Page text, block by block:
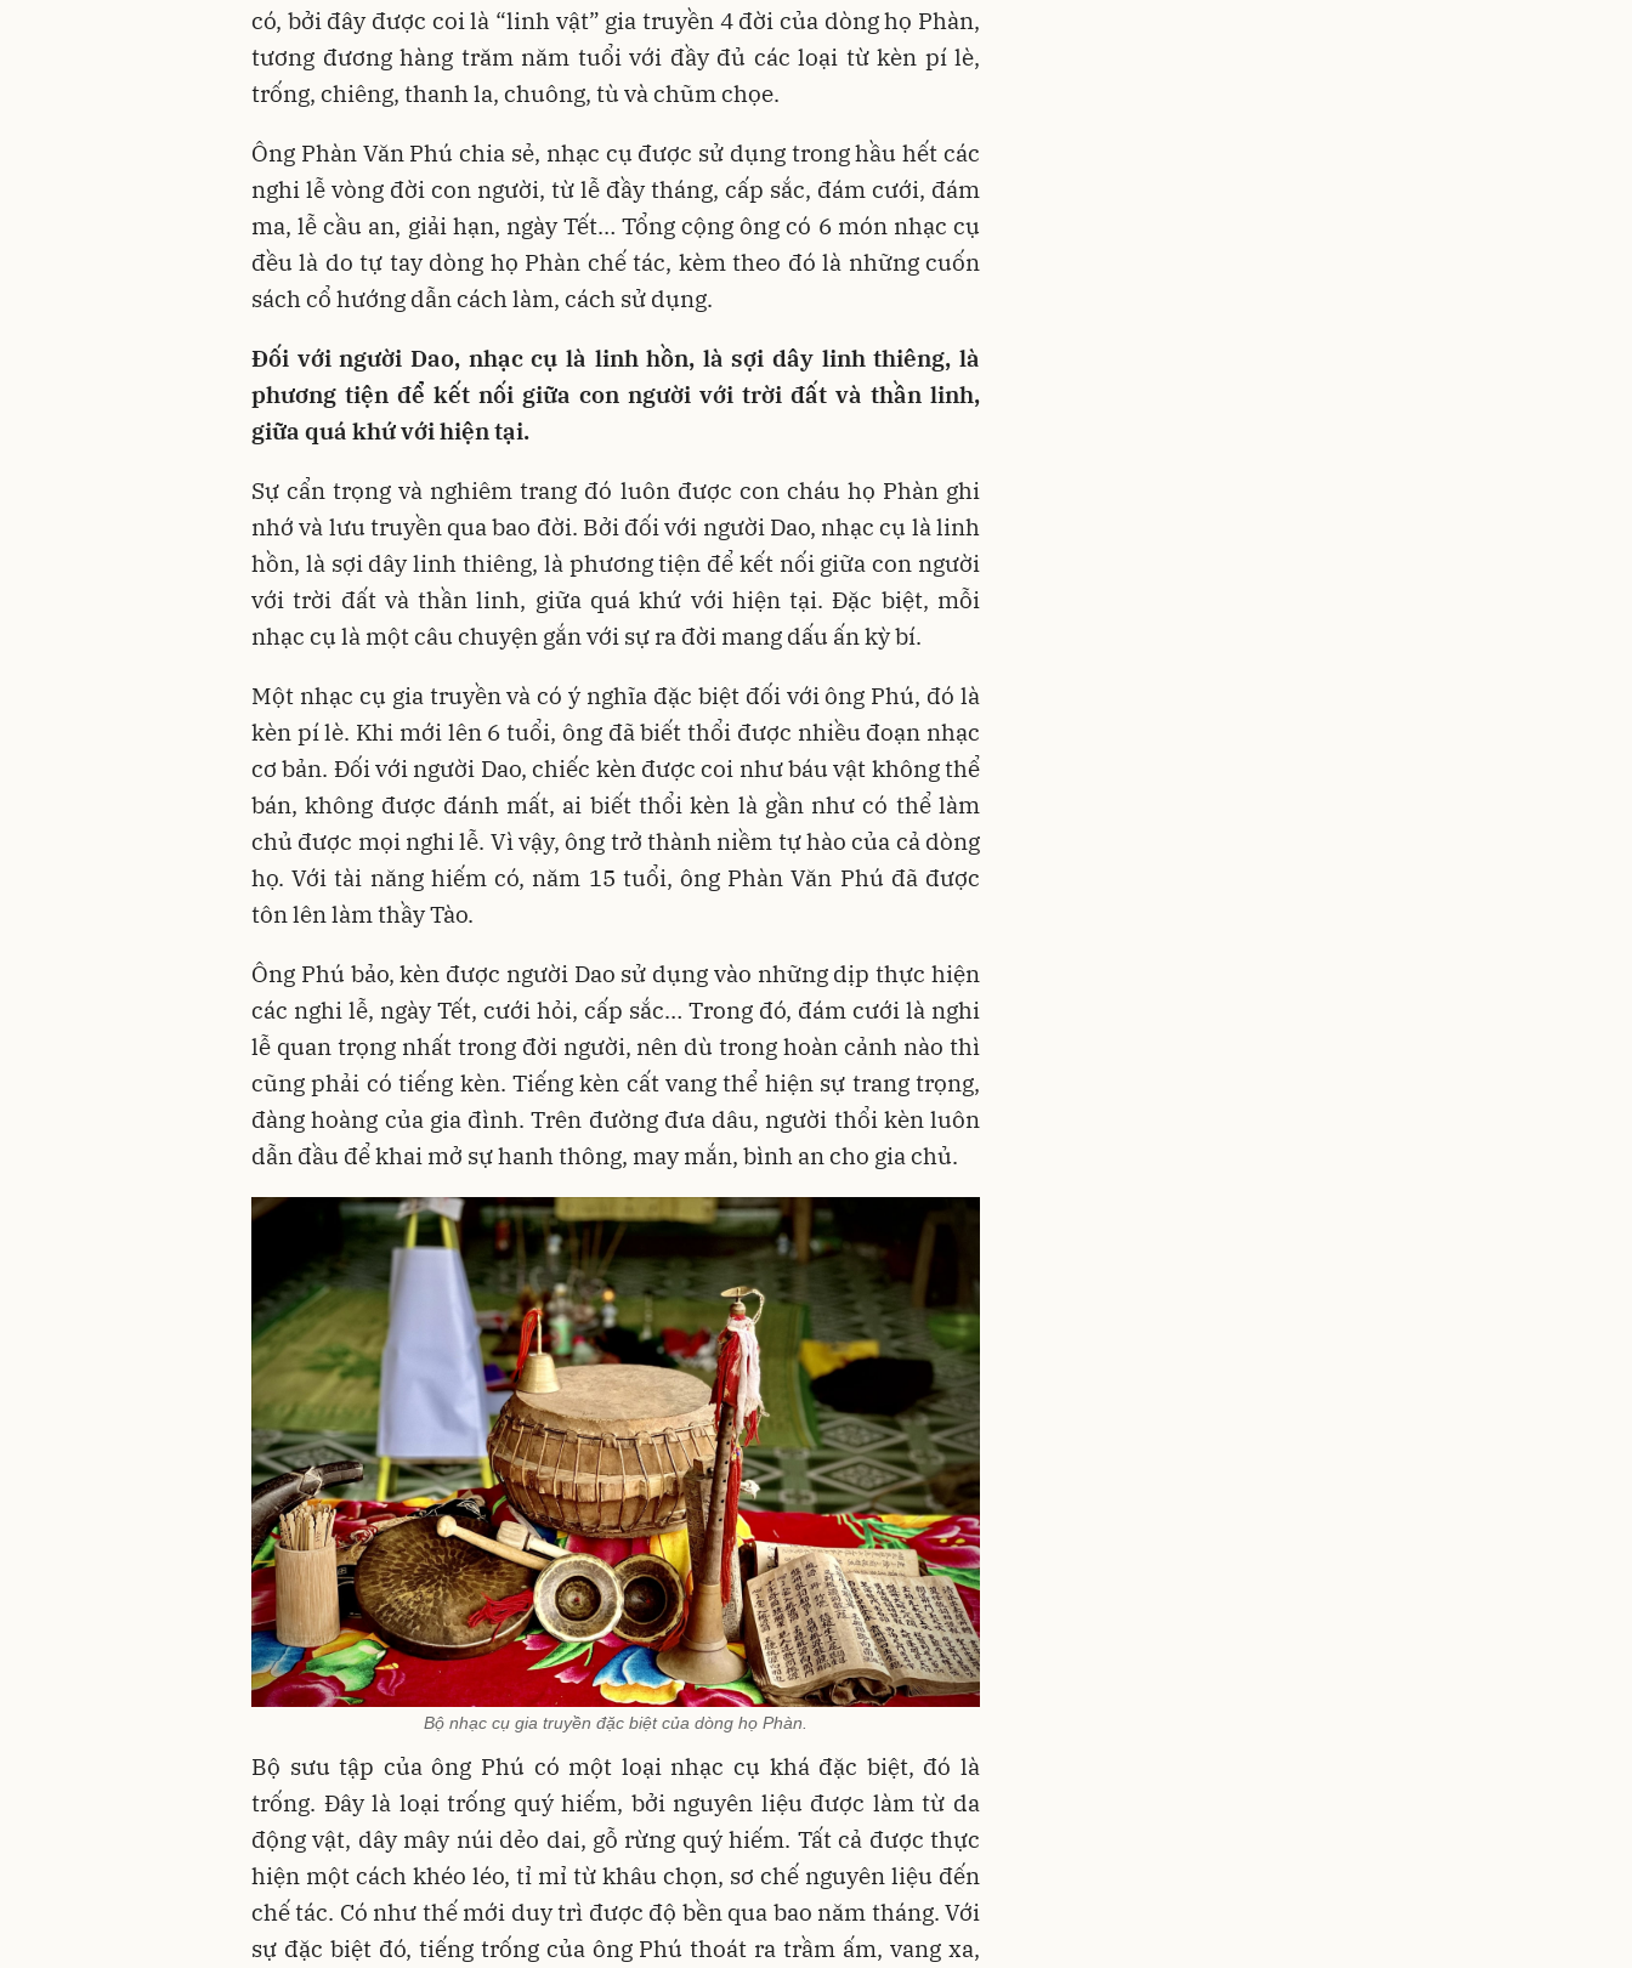
có, bởi đây được coi là “linh vật” gia truyền 4 đời của dòng họ Phàn,
tương đương hàng trăm năm tuổi với đầy đủ các loại từ kèn pí lè,
trống, chiêng, thanh la, chuông, tù và chũm chọe.
Ông Phàn Văn Phú chia sẻ, nhạc cụ được sử dụng trong hầu hết các
nghi lễ vòng đời con người, từ lễ đầy tháng, cấp sắc, đám cưới, đám
ma, lễ cầu an, giải hạn, ngày Tết… Tổng cộng ông có 6 món nhạc cụ
đều là do tự tay dòng họ Phàn chế tác, kèm theo đó là những cuốn
sách cổ hướng dẫn cách làm, cách sử dụng.
Đối với người Dao, nhạc cụ là linh hồn, là sợi dây linh thiêng, là
phương tiện để kết nối giữa con người với trời đất và thần linh,
giữa quá khứ với hiện tại.
Sự cẩn trọng và nghiêm trang đó luôn được con cháu họ Phàn ghi
nhớ và lưu truyền qua bao đời. Bởi đối với người Dao, nhạc cụ là linh
hồn, là sợi dây linh thiêng, là phương tiện để kết nối giữa con người
với trời đất và thần linh, giữa quá khứ với hiện tại. Đặc biệt, mỗi
nhạc cụ là một câu chuyện gắn với sự ra đời mang dấu ấn kỳ bí.
Một nhạc cụ gia truyền và có ý nghĩa đặc biệt đối với ông Phú, đó là
kèn pí lè. Khi mới lên 6 tuổi, ông đã biết thổi được nhiều đoạn nhạc
cơ bản. Đối với người Dao, chiếc kèn được coi như báu vật không thể
bán, không được đánh mất, ai biết thổi kèn là gần như có thể làm
chủ được mọi nghi lễ. Vì vậy, ông trở thành niềm tự hào của cả dòng
họ. Với tài năng hiếm có, năm 15 tuổi, ông Phàn Văn Phú đã được
tôn lên làm thầy Tào.
Ông Phú bảo, kèn được người Dao sử dụng vào những dịp thực hiện
các nghi lễ, ngày Tết, cưới hỏi, cấp sắc… Trong đó, đám cưới là nghi
lễ quan trọng nhất trong đời người, nên dù trong hoàn cảnh nào thì
cũng phải có tiếng kèn. Tiếng kèn cất vang thể hiện sự trang trọng,
đàng hoàng của gia đình. Trên đường đưa dâu, người thổi kèn luôn
dẫn đầu để khai mở sự hanh thông, may mắn, bình an cho gia chủ.
Bộ nhạc cụ gia truyền đặc biệt của dòng họ Phàn.
Bộ sưu tập của ông Phú có một loại nhạc cụ khá đặc biệt, đó là
trống. Đây là loại trống quý hiếm, bởi nguyên liệu được làm từ da
động vật, dây mây núi dẻo dai, gỗ rừng quý hiếm. Tất cả được thực
hiện một cách khéo léo, tỉ mỉ từ khâu chọn, sơ chế nguyên liệu đến
chế tác. Có như thế mới duy trì được độ bền qua bao năm tháng. Với
sự đặc biệt đó, tiếng trống của ông Phú thoát ra trầm ấm, vang xa,